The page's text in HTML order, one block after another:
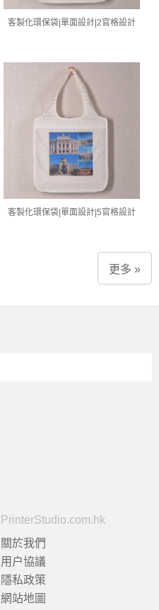
客製化環保袋|單面設計|2官格設計
客製化環保袋|單面設計|5官格設計
更多 »
PrinterStudio.com.hk
關於我們
用户協議
隱私政策
網站地圖